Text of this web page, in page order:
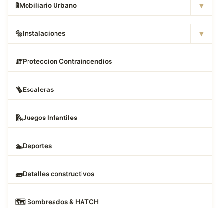
🚦Mobiliario Urbano ▾
🔩Instalaciones ▾
🧯Proteccion Contraincendios
🪜Escaleras
🛝Juegos Infantiles
🏊Deportes
🧱Detalles constructivos
🗺️ Sombreados & HATCH